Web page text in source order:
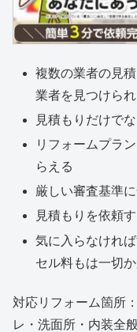
複数の業者の見
業者を見つけら
見積もりだけで
リフォームプラ
らえる
厳しい審査基準
見積もりを依頼
気に入らなけれ
セル料もは一切
対応リフォーム箇所
レ・洗面所・内装全